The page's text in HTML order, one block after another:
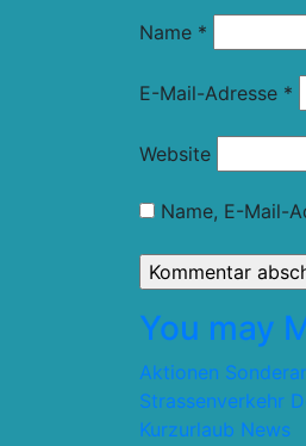
Name *
E-Mail-Adresse *
Website
Name, E-Mail-
You may
Aktionen
Strassenverkehr
Kurzurlaub News